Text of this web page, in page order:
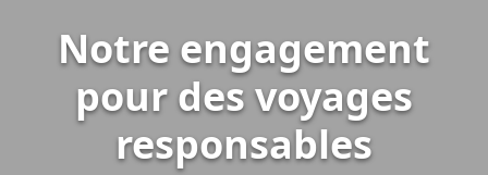
Notre engagement
pour des voyages
responsables